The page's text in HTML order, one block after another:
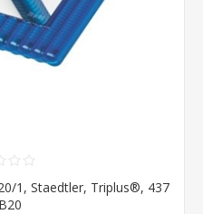
1, Staedtler, Triplus®, 437